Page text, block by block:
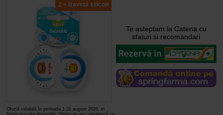
2 + Bavetă silicon
Ofertă valabilă în perioada 1-31 august 2026, in
limita stocului disponibil. Oferta nu se cumulează cu
Te asteptam la Catena cu
sfaturi si recomandari